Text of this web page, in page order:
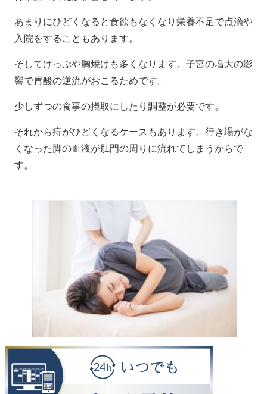
あまりにひどくなると食欲もなくなり栄養不足で点滴や
入院をすることもあります。
そしてげっぷや胸焼けも多くなります。子宮の増大の影
響で胃酸の逆流がおこるためです。
少しずつの食事の摂取にしたり調整が必要です。
それから痔がひどくなるケースもあります。行き場がな
くなった脚の血液が肛門の周りに流れてしまうからで
す。